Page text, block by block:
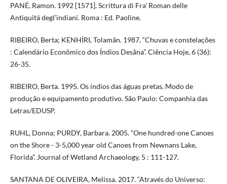
PANÉ, Ramon. 1992 [1571]. Scrittura di Fra’ Roman delle
Antiquitá degl’indiani. Roma : Ed. Paoline.
RIBEIRO, Berta; KENHÍRI, Tolamãn. 1987. “Chuvas e constelações
: Calendário Econômico dos Índios Desâna”. Ciência Hoje, 6 (36):
26-35.
RIBEIRO, Berta. 1995. Os índios das águas pretas. Modo de
produção e equipamento produtivo. São Paulo: Companhia das
Letras/EDUSP.
RUHL, Donna; PURDY, Barbara. 2005. “One hundred-one Canoes
on the Shore - 3-5,000 year old Canoes from Newnans Lake,
Florida”. Journal of Wetland Archaeology, 5 : 111-127.
SANTANA DE OLIVEIRA, Melissa. 2017. “Através do Universo: